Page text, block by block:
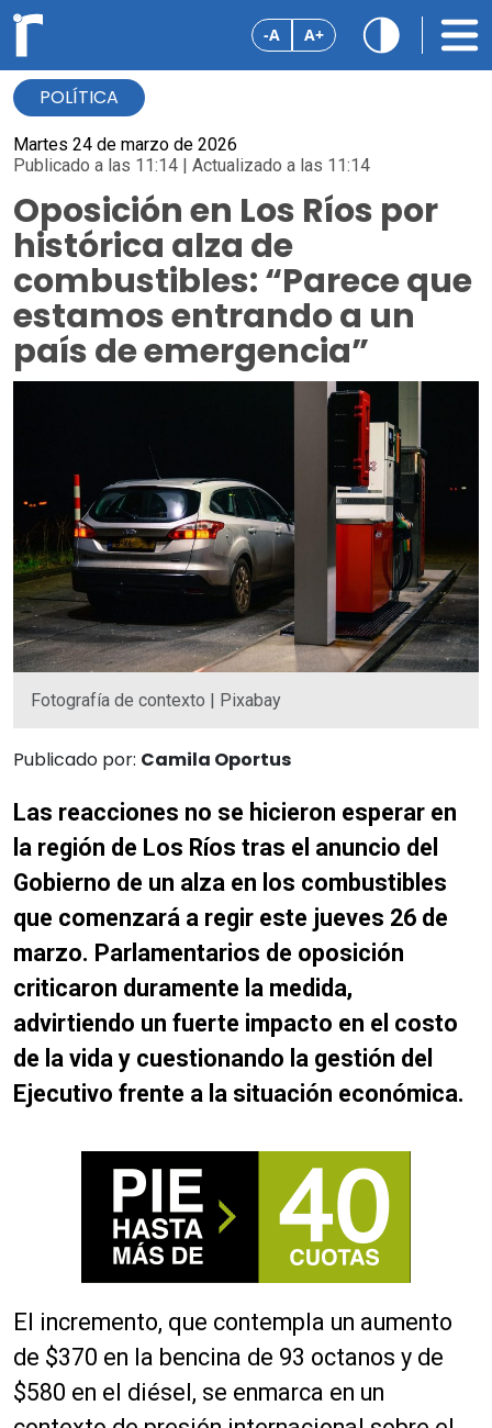
-A A+
POLÍTICA
Martes 24 de marzo de 2026
Publicado a las 11:14 | Actualizado a las 11:14
Oposición en Los Ríos por
histórica alza de
combustibles: “Parece que
estamos entrando a un
país de emergencia”
Fotografía de contexto | Pixabay
Publicado por: Camila Oportus
Las reacciones no se hicieron esperar en
la región de Los Ríos tras el anuncio del
Gobierno de un alza en los combustibles
que comenzará a regir este jueves 26 de
marzo. Parlamentarios de oposición
criticaron duramente la medida,
advirtiendo un fuerte impacto en el costo
de la vida y cuestionando la gestión del
Ejecutivo frente a la situación económica.
El incremento, que contempla un aumento
de $370 en la bencina de 93 octanos y de
$580 en el diésel, se enmarca en un